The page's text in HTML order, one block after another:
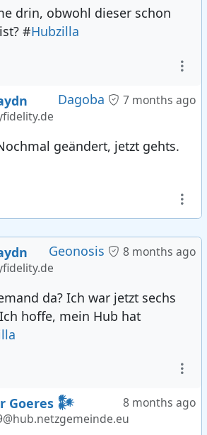
drin, obwohl dieser schon
#Hubzilla
Dagoba 7 months ago
geändert, jetzt gehts.
Geonosis 8 months ago
da? Ich war jetzt sechs
hoffe, mein Hub hat
8 months ago
Goeres 𒀯